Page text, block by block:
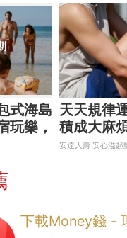
式海島
玩樂，
天天規律
積成大麻
安達人壽 安心溢起
下載Money錢 -